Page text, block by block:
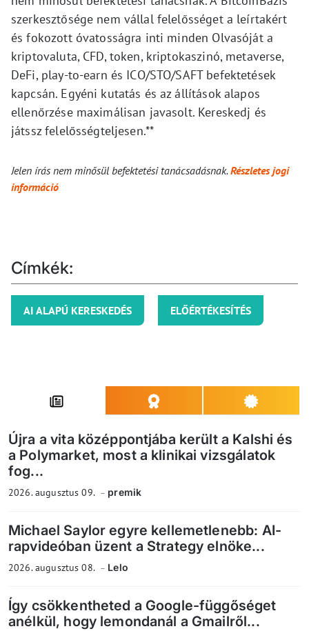
szerkesztősége nem vállal felelősséget a leírtakért
és fokozott óvatosságra inti minden Olvasóját a
kriptovaluta, CFD, token, kriptokaszinó, metaverse,
DeFi, play-to-earn és ICO/STO/SAFT befektetések
kapcsán. Egyéni kutatás és az állítások alapos
ellenőrzése maximálisan javasolt. Kereskedj és
játssz felelősségteljesen.**
Jelen írás nem minősül befektetési tanácsadásnak.Részletes jogi
információ
Címkék:
AI ALAPÚ KERESKEDÉS ELŐÉRTÉKESÍTÉS
Újra a vita középpontjába került a Kalshi és
a Polymarket, most a klinikai vizsgálatok
fog...
2026. augusztus 09. premik
Michael Saylor egyre kellemetlenebb: AI-
rapvideóban üzent a Strategy elnöke...
2026. augusztus 08. Lelo
Így csökkentheted a Google-függőséget
anélkül, hogy lemondanál a Gmailről...